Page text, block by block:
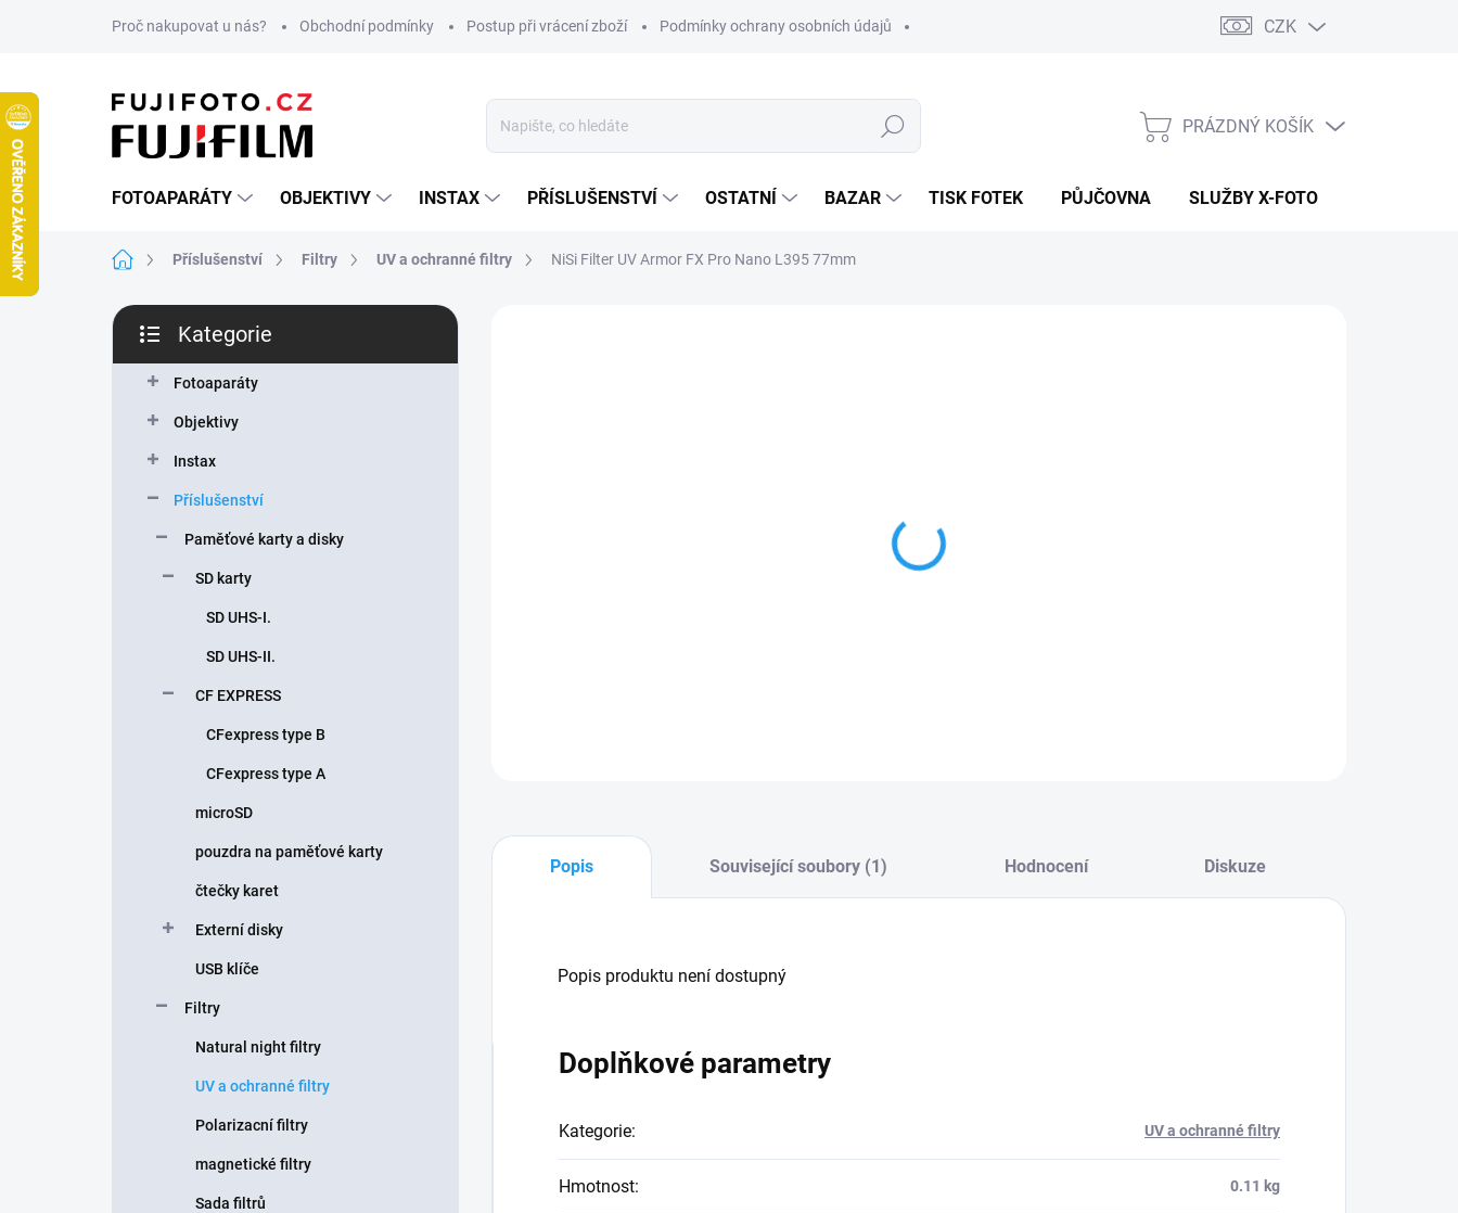
Proč nakupovat u nás? Obchodní podmínky Postup při vrácení zboží Podmínky ochrany osobních údajů CZK
Hledat
NÁKUPNÍ
PRÁZDNÝ KOŠÍK
FOTOAPARÁTY OBJEKTIVY INSTAX PŘÍSLUŠENSTVÍ OSTATNÍ BAZAR TISK FOTEK PŮJČOVNA SLUŽBY X-FOTO
Domů Příslušenství Filtry UV a ochranné filtry NiSi Filter UV Armor FX Pro Nano L395 77mm
P
s
kategorie
Kategorie
Fotoaparáty
Objektivy
Instax
Příslušenství
Paměťové karty a disky
SD karty
SD UHS-I.
SD UHS-II.
CF EXPRESS
CFexpress type B
CFexpress type A
microSD
pouzdra na paměťové karty
čtečky karet
Externí disky
USB klíče
Filtry
Natural night filtry
UV a ochranné filtry
Polarizacní filtry
magnetické filtry
Sada filtrů
Popis Související soubory (1) Hodnocení Diskuze
Popis produktu není dostupný
Doplňkové parametry
Kategorie: UV a ochranné filtry
Hmotnost: 0.11 kg